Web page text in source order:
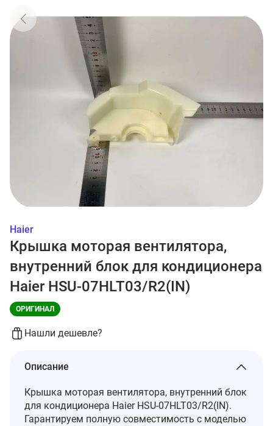
Haier
Крышка моторая вентилятора,
внутренний блок для кондиционера
Haier HSU-07HLT03/R2(IN)
ОРИГИНАЛ
Нашли дешевле?
Описание
Крышка моторая вентилятора, внутренний блок
для кондиционера Haier HSU-07HLT03/R2(IN).
Гарантируем полную совместимость с моделью